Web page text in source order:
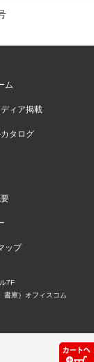
ム
ディア掲載
タログ
ップ
7F
書庫）オフィスコム